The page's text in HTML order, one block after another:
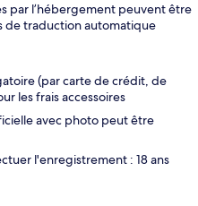
par l’hébergement peuvent être
de traduction automatique
(par carte de crédit, de
les frais accessoires
avec photo peut être
l'enregistrement : 18 ans